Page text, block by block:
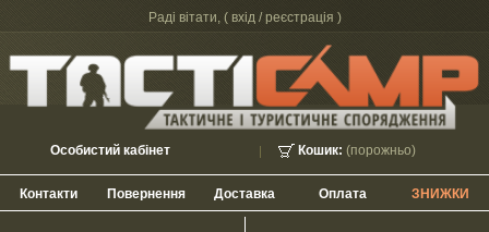
Раді вітати, ( вхід / реєстрація )
Кошик: (порожньо)
Особистий кабінет
Контакти Повернення Доставка Оплата ЗНИЖКИ